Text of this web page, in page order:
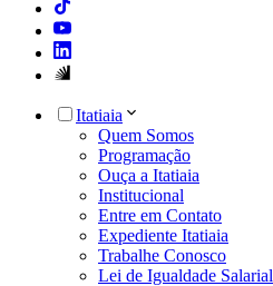
Itatiaia
Quem Somos
Programação
Ouça a Itatiaia
Institucional
Entre em Contato
Expediente Itatiaia
Trabalhe Conosco
Lei de Igualdade Salarial